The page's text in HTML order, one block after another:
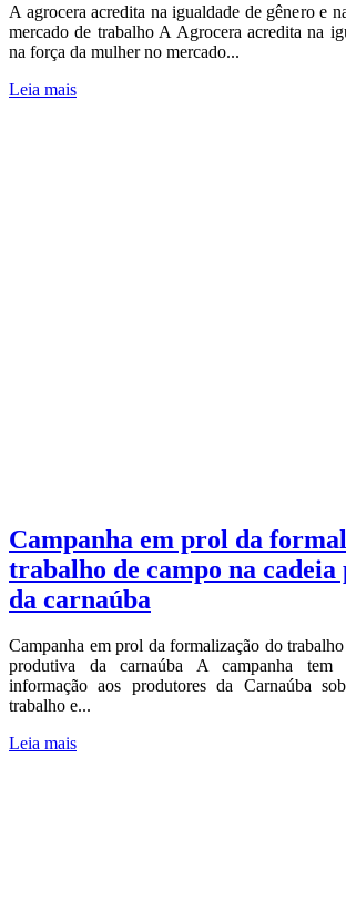
A agrocera acredita na igualdade de gênero e
mercado de trabalho A Agrocera acredita na
na força da mulher no mercado...
Leia mais
Campanha em prol da
trabalho de campo na
da carnaúba
Campanha em prol da formalização do
produtiva da carnaúba A campanha
informação aos produtores da Carnaúba
trabalho e...
Leia mais